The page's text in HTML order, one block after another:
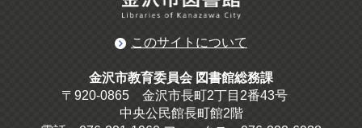
このサイトについて
金沢市教育委員会 図書館総務課
〒920-0865 金沢市長町2丁目2番43号
中央公民館長町館2階